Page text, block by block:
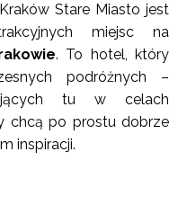
Stare Miasto jest
miejsc na
. To hotel, który
podróżnych –
tu w celach
chcą po prostu dobrze
inspiracji.